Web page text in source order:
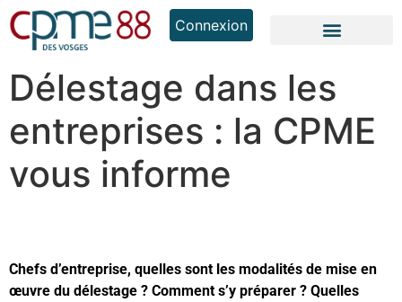
Connexion
Délestage dans les
entreprises : la CPME
vous informe
Chefs d’entreprise, quelles sont les modalités de mise en
œuvre du délestage ? Comment s’y préparer ? Quelles